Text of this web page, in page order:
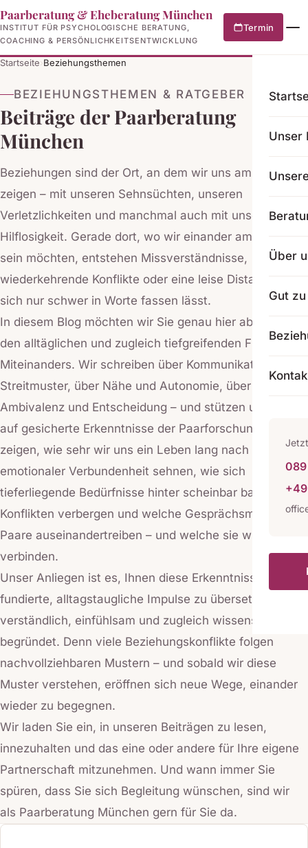
Paarberatung & Eheberatung München
INSTITUT FÜR PSYCHOLOGISCHE BERATUNG,
COACHING & PERSÖNLICHKEITSENTWICKLUNG
Termin
Unser
Über
Gut
089
Startseite›Beziehungsthemen
BEZIEHUNGSTHEMEN & RATGEBER
Beiträge der Paarberatung
München
Beziehungen sind der Ort, an dem wir uns am tiefsten
zeigen – mit unseren Sehnsüchten, unseren
Verletzlichkeiten und manchmal auch mit unserer
Hilflosigkeit. Gerade dort, wo wir einander am nächsten
sein möchten, entstehen Missverständnisse,
wiederkehrende Konflikte oder eine leise Distanz, die
sich nur schwer in Worte fassen lässt.
In diesem Blog möchten wir Sie genau hier abholen: bei
den alltäglichen und zugleich tiefgreifenden Fragen des
Miteinanders. Wir schreiben über Kommunikation und
Streitmuster, über Nähe und Autonomie, über
Ambivalenz und Entscheidung – und stützen uns dabei
auf gesicherte Erkenntnisse der Paarforschung. Diese
zeigen, wie sehr wir uns ein Leben lang nach sicherer
emotionaler Verbundenheit sehnen, wie sich
tieferliegende Bedürfnisse hinter scheinbar banalen
Konflikten verbergen und welche Gesprächsmuster
Paare auseinandertreiben – und welche sie wieder
verbinden.
Unser Anliegen ist es, Ihnen diese Erkenntnisse in
fundierte, alltagstaugliche Impulse zu übersetzen:
verständlich, einfühlsam und zugleich wissenschaftlich
begründet. Denn viele Beziehungskonflikte folgen
nachvollziehbaren Mustern – und sobald wir diese
Muster verstehen, eröffnen sich neue Wege, einander
wieder zu begegnen.
Wir laden Sie ein, in unseren Beiträgen zu lesen,
innezuhalten und das eine oder andere für Ihre eigene
Partnerschaft mitzunehmen. Und wann immer Sie
spüren, dass Sie sich Begleitung wünschen, sind wir
als Paarberatung München gern für Sie da.